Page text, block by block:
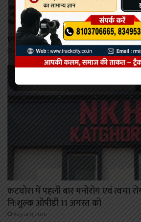
एनकेएच में 11 से 14 अगस्त तक नि:शुल्क
August 9, 2026
कटघोरा में पहली बार मनोरोग एवं त्वचा
नि:शुल्क ओपीडी 11 अगस्त को
August 9, 2026